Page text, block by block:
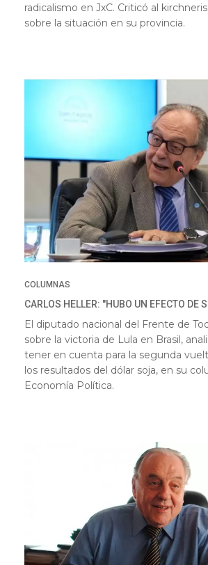
radicalismo en JxC. Criticó al
sobre la situación en su provincia.
COLUMNAS
CARLOS HELLER: "HUBO UN EFECTO DE
El diputado nacional del Frente de
sobre la victoria de Lula en Brasil,
tener en cuenta para la segunda
los resultados del dólar soja, en su
Economía Política.